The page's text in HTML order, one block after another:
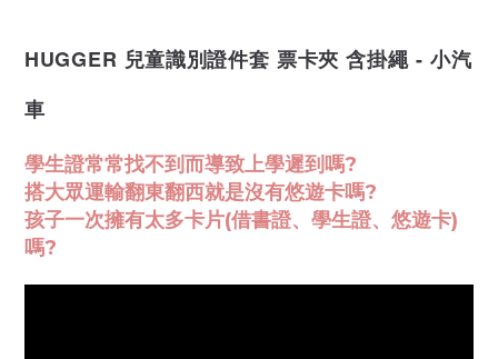
HUGGER 兒童識別證件套 票卡夾 含掛繩 - 小汽
車
學生證常常找不到而導致上學遲到嗎?
搭大眾運輸翻東翻西就是沒有悠遊卡嗎?
孩子一次擁有太多卡片(借書證、學生證、悠遊卡)
嗎?